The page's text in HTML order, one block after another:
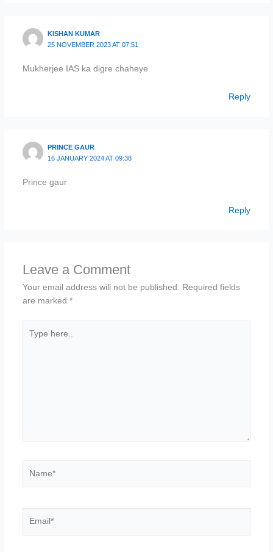
KISHAN KUMAR
25 NOVEMBER 2023 AT 07:51
Mukherjee IAS ka digre chaheye
Reply
PRINCE GAUR
16 JANUARY 2024 AT 09:38
Prince gaur
Reply
Leave a Comment
Your email address will not be published. Required fields
are marked *
here..